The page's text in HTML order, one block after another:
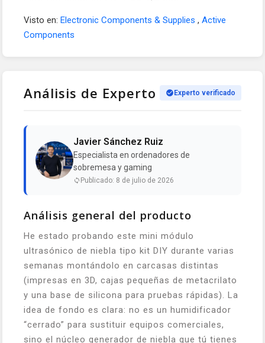
Visto en: Electronic Components & Supplies , Active
Components
Análisis de Experto Experto verificado
Javier Sánchez Ruiz
Especialista en ordenadores de
sobremesa y gaming
Publicado: 8 de julio de 2026
Análisis general del producto
He estado probando este mini módulo
ultrasónico de niebla tipo kit DIY durante varias
semanas montándolo en carcasas distintas
(impresas en 3D, cajas pequeñas de metacrilato
y una base de silicona para pruebas rápidas). La
idea de fondo es clara: no es un humidificador
“cerrado” para sustituir equipos comerciales,
sino el núcleo generador de niebla que tú tienes